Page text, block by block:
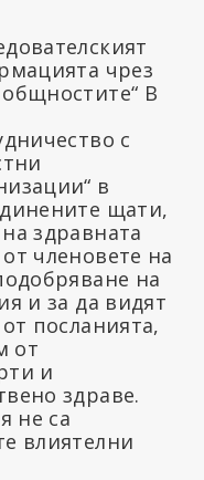
чрез
В
с
в
щати,
здравната
членовете на
на
и за да видят
посланията,
от
и
здраве.
не са
влиятелни